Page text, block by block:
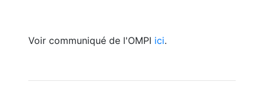
Voir communiqué de l'OMPI ici.